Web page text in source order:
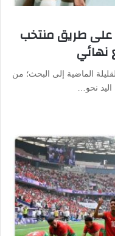
2024 .. تعرف على طريق منتخب
نهائي
الماضية إلى البحث؛ من
نحو…